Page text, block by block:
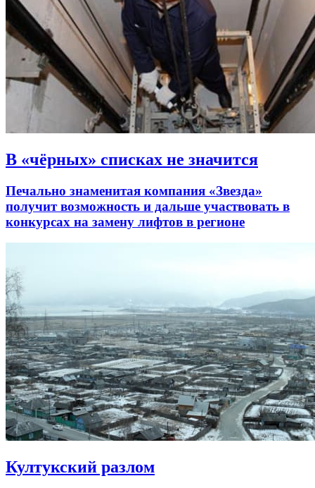
В «чёрных» списках не значится
Печально знаменитая компания «Звезда»
получит возможность и дальше участвовать в
конкурсах на замену лифтов в регионе
Култукский разлом